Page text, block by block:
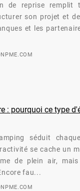
de reprise
son projet et
et les
: pourquoi ce type
séduit
se cache un
de plein air,
fau...